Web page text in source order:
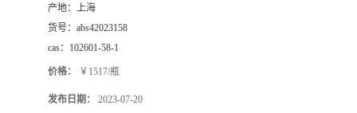
产地： 上海
货号： abs42023158
cas： 102601-58-1
价格： ￥1517/瓶
发布日期： 2023-07-20